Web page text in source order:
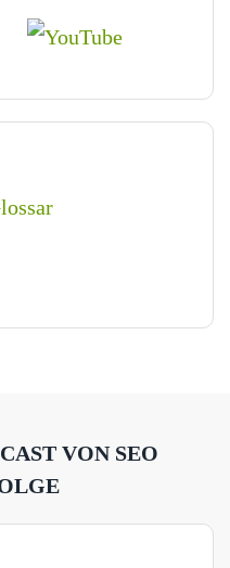
VON SEO